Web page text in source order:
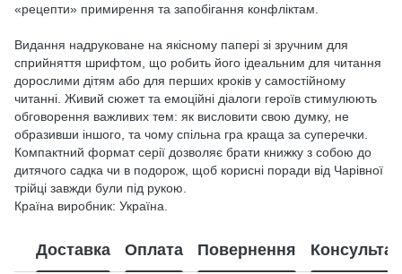
«рецепти» примирення та запобігання конфліктам.
Видання надруковане на якісному папері зі зручним для
сприйняття шрифтом, що робить його ідеальним для читання
дорослими дітям або для перших кроків у самостійному
читанні. Живий сюжет та емоційні діалоги героїв стимулюють
обговорення важливих тем: як висловити свою думку, не
образивши іншого, та чому спільна гра краща за суперечки.
Компактний формат серії дозволяє брати книжку з собою до
дитячого садка чи в подорож, щоб корисні поради від Чарівної
трійці завжди були під рукою.
Країна виробник: Україна.
Доставка Оплата Повернення